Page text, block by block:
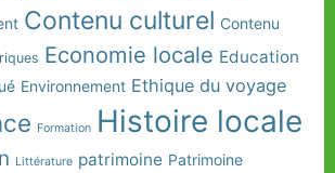
Contenu culturel Contenu
Economie locale Education
Environnement Ethique du voyage
Formation Histoire locale
Littérature patrimoine Patrimoine